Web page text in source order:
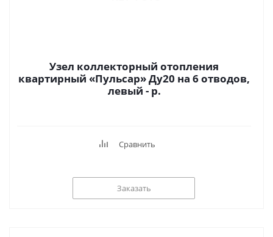
Узел коллекторный отопления
квартирный «Пульсар» Ду20 на 6 отводов,
левый - р.
Сравнить
Заказать